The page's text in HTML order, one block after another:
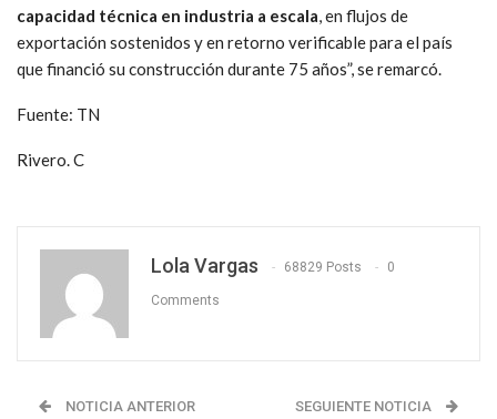
capacidad técnica en industria a escala, en flujos de
exportación sostenidos y en retorno verificable para el país
que financió su construcción durante 75 años”, se remarcó.
Fuente: TN
Rivero. C
Lola Vargas 68829 Posts 0
Comments
NOTICIA ANTERIOR SEGUIENTE NOTICIA